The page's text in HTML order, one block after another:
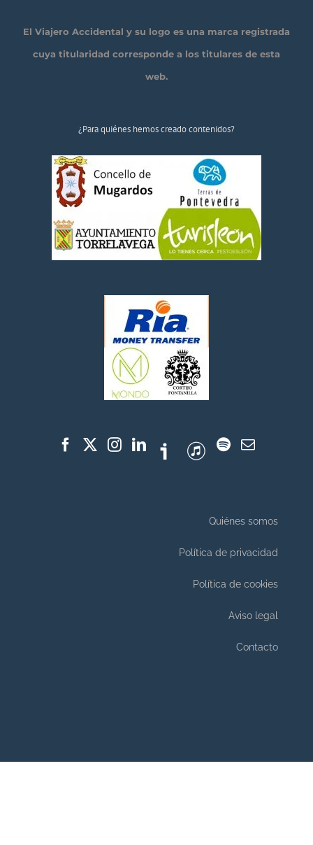
El Viajero Accidental y su logo es una marca registrada
cuya titularidad corresponde a los titulares de esta
web.
¿Para quiénes hemos creado contenidos?
Quiénes somos
Política de privacidad
Política de cookies
Aviso legal
Contacto